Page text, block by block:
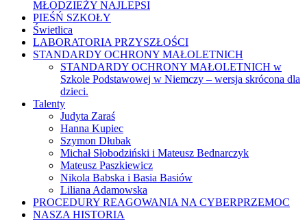
MŁODZIEŻY NAJLEPSI
PIEŚŃ SZKOŁY
Świetlica
LABORATORIA PRZYSZŁOŚCI
STANDARDY OCHRONY MAŁOLETNICH
STANDARDY OCHRONY MAŁOLETNICH w
Szkole Podstawowej w Niemczy – wersja skrócona dla
dzieci.
Talenty
Judyta Zaraś
Hanna Kupiec
Szymon Dłubak
Michał Słobodziński i Mateusz Bednarczyk
Mateusz Paszkiewicz
Nikola Babska i Basia Basiów
Liliana Adamowska
PROCEDURY REAGOWANIA NA CYBERPRZEMOC
NASZA HISTORIA